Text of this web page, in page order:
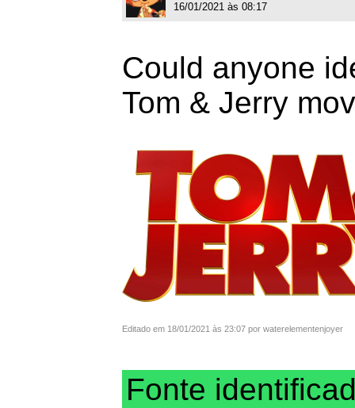
16/01/2021 às 08:17
Could anyone
Tom & Jerry
Editado em 18/01/2021 às 23:07 por waterelementenjoyer
Fonte